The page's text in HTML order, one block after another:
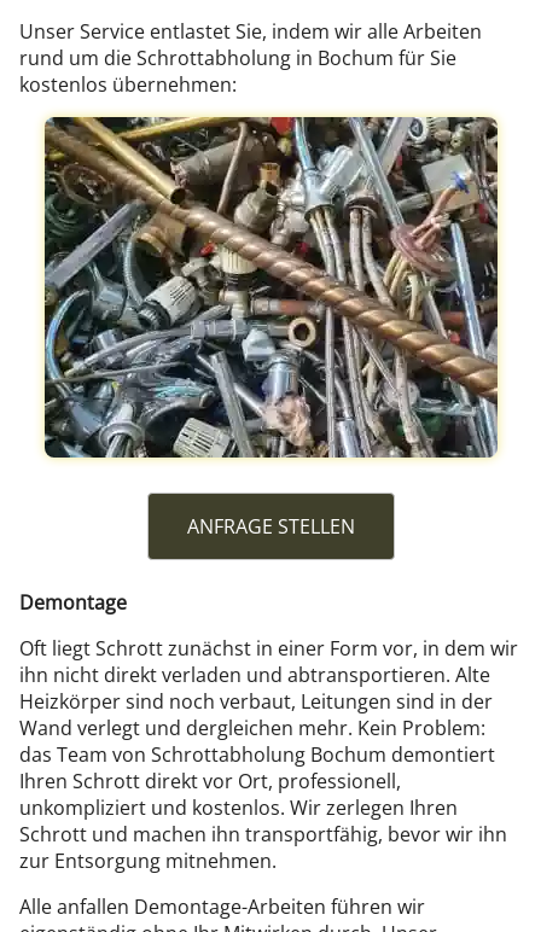
Unser Service entlastet Sie, indem wir alle Arbeiten
rund um die Schrottabholung in Bochum für Sie
kostenlos übernehmen:
ANFRAGE STELLEN
Demontage
Oft liegt Schrott zunächst in einer Form vor, in dem wir
ihn nicht direkt verladen und abtransportieren. Alte
Heizkörper sind noch verbaut, Leitungen sind in der
Wand verlegt und dergleichen mehr. Kein Problem:
das Team von Schrottabholung Bochum demontiert
Ihren Schrott direkt vor Ort, professionell,
unkompliziert und kostenlos. Wir zerlegen Ihren
Schrott und machen ihn transportfähig, bevor wir ihn
zur Entsorgung mitnehmen.
Alle anfallen Demontage-Arbeiten führen wir